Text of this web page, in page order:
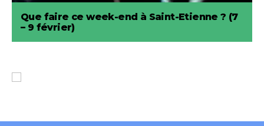
Que faire ce week-end à Saint-Etienne ? (7
– 9 février)